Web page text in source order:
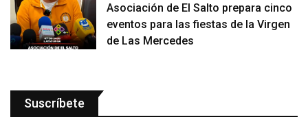
Asociación de El Salto prepara cinco
eventos para las fiestas de la Virgen
de Las Mercedes
Suscríbete